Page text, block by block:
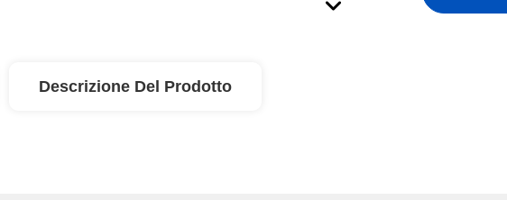
Descrizione Del Prodotto